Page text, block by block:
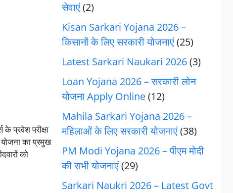
प्रवेश परीक्षा
का प्रमुख
को
सेवाएं(2)
Kisan Sarkari Yojana 2026 –
किसानों के लिए सरकारी योजनाएं(25)
Latest Sarkari Naukari 2026(3)
Loan Yojana 2026 – सरकारी लोन
योजना Apply Online(12)
Mahila Sarkari Yojana 2026 –
महिलाओं के लिए सरकारी योजनाएं(38)
PM Modi Yojana 2026 – पीएम मोदी
की सभी योजनाएं(29)
Sarkari Naukri 2026 – Latest Govt